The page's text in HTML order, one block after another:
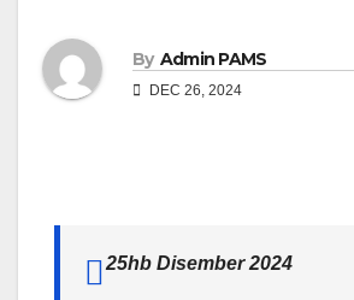
By Admin PAMS
DEC 26, 2024
25hb Disember 2024